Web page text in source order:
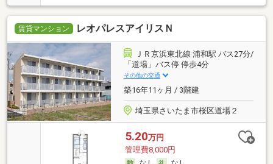
賃貸マンション レオパレスアイリスＮ
ＪＲ京浜東北線 浦和駅 バス27分/
「道場」バス停 停歩4分
その他の交通
築16年11ヶ月 / 3階建
埼玉県さいたま市桜区道場２
5.20万円
管理費8,000円